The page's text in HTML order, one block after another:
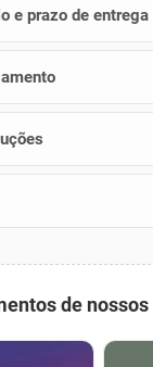
e prazo de entrega
de